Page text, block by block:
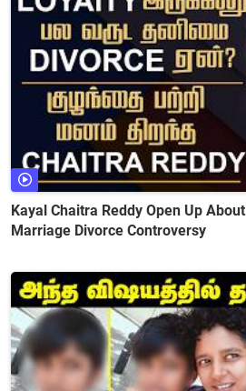
Kayal Chaitra Reddy Open Up About Her Baby || Love
Marriage Divorce Controversy